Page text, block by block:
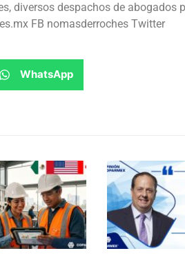
diversos despachos de abogados
FB nomasderroches Twitter
WhatsApp